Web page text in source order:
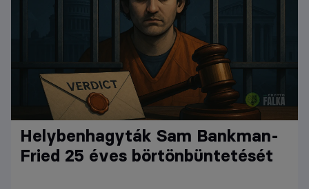
Helybenhagyták Sam Bankman-
Fried 25 éves börtönbüntetését